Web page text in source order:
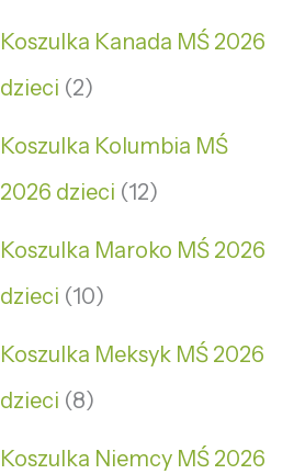
Koszulka Kanada MŚ 2026
dzieci 2
Koszulka Kolumbia MŚ
2026 dzieci 12
Koszulka Maroko MŚ 2026
dzieci 10
Koszulka Meksyk MŚ 2026
dzieci 8
Koszulka Niemcy MŚ 2026